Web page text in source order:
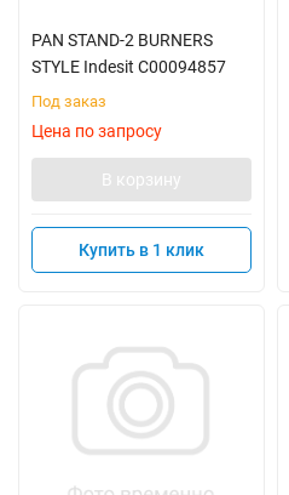
PAN STAND-2 BURNERS
STYLE Indesit C00094857
Под заказ
Цена по запросу
В корзину
Купить в 1 клик